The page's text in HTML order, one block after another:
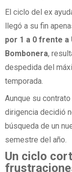
El ciclo del ex
llegó a su fin
por 1 a 0 frente a
Bombonera,
despedida del
temporada.
Aunque su
dirigencia decidió
búsqueda de un
semestre del año.
Un ciclo